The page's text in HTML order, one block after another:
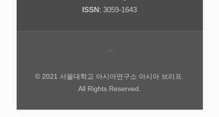
ISSN: 3059-1643
© 2021 서울대학교 아시아연구소 아시아 브리프.
All Rights Reserved.